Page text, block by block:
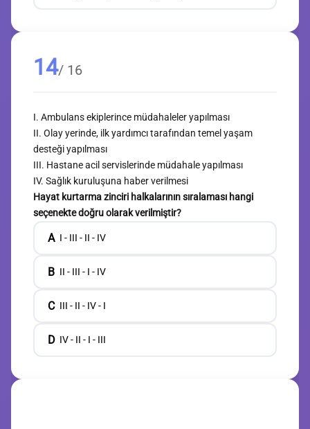
14/ 16
I. Ambulans ekiplerince müdahaleler yapılması
II. Olay yerinde, ilk yardımcı tarafından temel yaşam
desteği yapılması
III. Hastane acil servislerinde müdahale yapılması
IV. Sağlık kuruluşuna haber verilmesi
Hayat kurtarma zinciri halkalarının sıralaması hangi
seçenekte doğru olarak verilmiştir?
A I - III - II - IV
B II - III - I - IV
C III - II - IV - I
D IV - II - I - III